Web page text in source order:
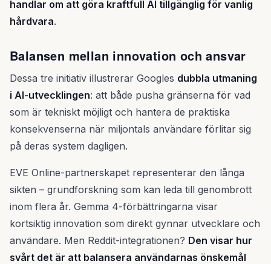
handlar om att göra kraftfull AI tillgänglig för vanlig
hårdvara.
Balansen mellan innovation och ansvar
Dessa tre initiativ illustrerar Googles dubbla utmaning
i AI-utvecklingen: att både pusha gränserna för vad
som är tekniskt möjligt och hantera de praktiska
konsekvenserna när miljontals användare förlitar sig
på deras system dagligen.
EVE Online-partnerskapet representerar den långa
sikten – grundforskning som kan leda till genombrott
inom flera år. Gemma 4-förbättringarna visar
kortsiktig innovation som direkt gynnar utvecklare och
användare. Men Reddit-integrationen? Den visar hur
svårt det är att balansera användarnas önskemål